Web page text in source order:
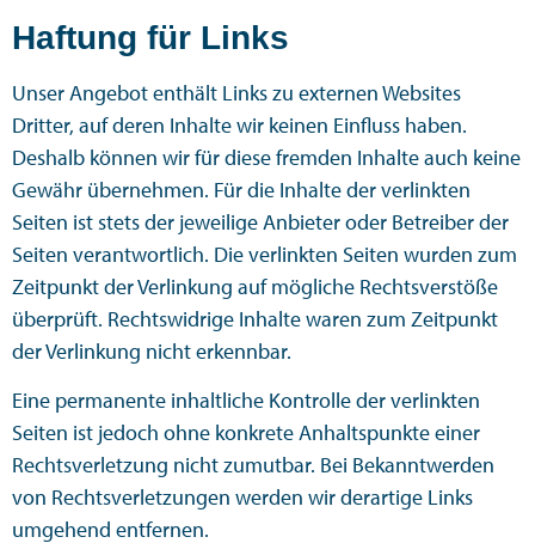
Haftung für Links
Unser Angebot enthält Links zu externen Websites
Dritter, auf deren Inhalte wir keinen Einfluss haben.
Deshalb können wir für diese fremden Inhalte auch keine
Gewähr übernehmen. Für die Inhalte der verlinkten
Seiten ist stets der jeweilige Anbieter oder Betreiber der
Seiten verantwortlich. Die verlinkten Seiten wurden zum
Zeitpunkt der Verlinkung auf mögliche Rechtsverstöße
überprüft. Rechtswidrige Inhalte waren zum Zeitpunkt
der Verlinkung nicht erkennbar.
Eine permanente inhaltliche Kontrolle der verlinkten
Seiten ist jedoch ohne konkrete Anhaltspunkte einer
Rechtsverletzung nicht zumutbar. Bei Bekanntwerden
von Rechtsverletzungen werden wir derartige Links
umgehend entfernen.